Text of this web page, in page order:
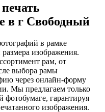
в г Свободный
в рамке
изображения.
рам, от
выбора рамы
через онлайн-форму
Мы предлагаем только
фотобумаге, гарантируя
изображения.